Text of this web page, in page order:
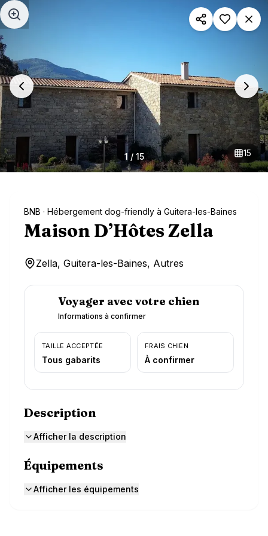
Aller au contenu principal
1 / 15 15
BNB · Hébergement dog-friendly à Guitera-les-Baines
Maison D’Hôtes Zella
Zella, Guitera-les-Baines, Autres
Voyager avec votre chien
Informations à confirmer
TAILLE ACCEPTÉE
Tous gabarits
FRAIS CHIEN
À confirmer
Description
Afficher la description
Équipements
Afficher les équipements